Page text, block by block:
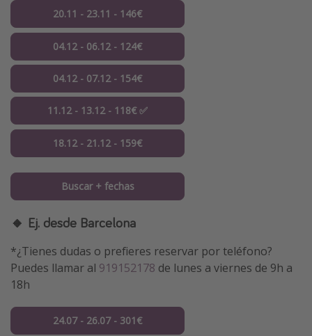
20.11 - 23.11 - 146€
04.12 - 06.12 - 124€
04.12 - 07.12 - 154€
11.12 - 13.12 - 118€ ✅
18.12 - 21.12 - 159€
Buscar + fechas
🔸 Ej. desde Barcelona
*¿Tienes dudas o prefieres reservar por teléfono?
Puedes llamar al 919152178 de lunes a viernes de 9h a
18h
24.07 - 26.07 - 301€